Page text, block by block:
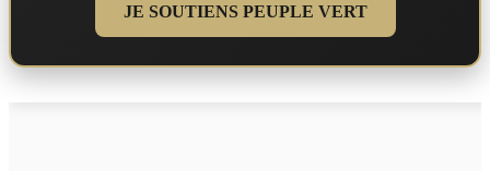
JE SOUTIENS PEUPLE VERT